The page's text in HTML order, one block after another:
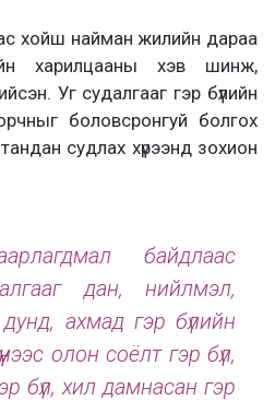
хойш найман жилийн дараа
харилцааны хэв шинж,
Уг судалгааг гэр бүлийн
боловсронгуй болгох
судлах хүрээнд зохион
байдлаас
дан, нийлмэл,
ахмад гэр бүлийн
олон соёлт гэр бүл,
бүл, хил дамнасан гэр